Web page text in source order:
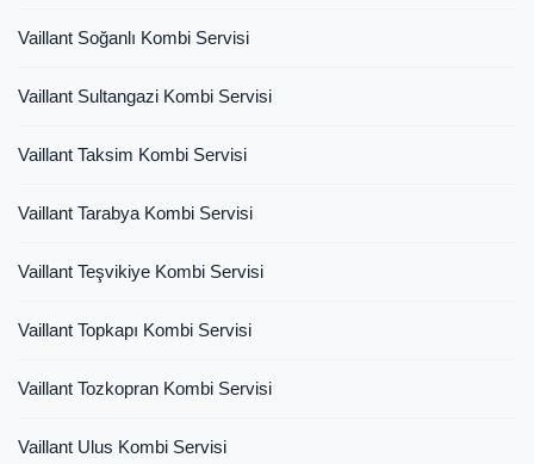
Vaillant Soğanlı Kombi Servisi
Vaillant Sultangazi Kombi Servisi
Vaillant Taksim Kombi Servisi
Vaillant Tarabya Kombi Servisi
Vaillant Teşvikiye Kombi Servisi
Vaillant Topkapı Kombi Servisi
Vaillant Tozkopran Kombi Servisi
Vaillant Ulus Kombi Servisi